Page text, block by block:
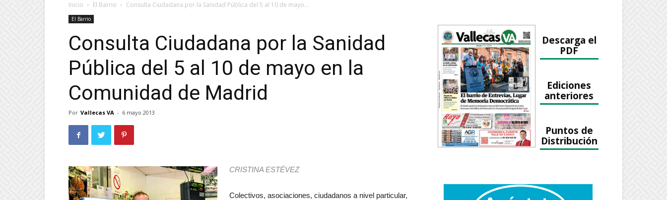
Inicio El Barrio Consulta Ciudadana por la Sanidad Pública del 5 al 10 de mayo...
El Barrio
Consulta Ciudadana por la Sanidad
Pública del 5 al 10 de mayo en la
Comunidad de Madrid
Por Vallecas VA - 6 mayo 2013
CRISTINA ESTÉVEZ
Colectivos, asociaciones, ciudadanos a nivel particular,
Descarga el
PDF
Ediciones
anteriores
Puntos de
Distribución